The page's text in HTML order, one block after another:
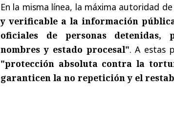
En la misma línea, la máxima autoridad
y verificable a la información
oficiales de personas detenidas,
nombres y estado procesal". A estas
"protección absoluta contra la
garanticen la no repetición y el